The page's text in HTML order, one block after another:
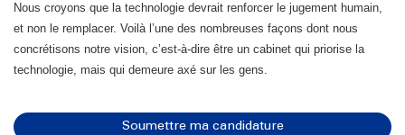
Nous croyons que la technologie devrait renforcer le jugement humain,
et non le remplacer. Voilà l’une des nombreuses façons dont nous
concrétisons notre vision, c’est-à-dire être un cabinet qui priorise la
technologie, mais qui demeure axé sur les gens.
Soumettre ma candidature